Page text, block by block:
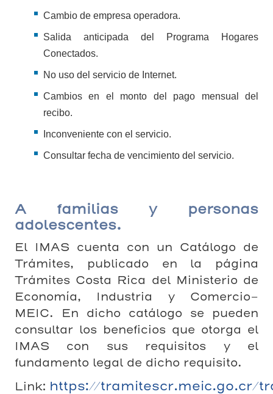
Cambio de empresa operadora.
Salida anticipada del Programa Hogares
Conectados.
No uso del servicio de Internet.
Cambios en el monto del pago mensual del
recibo.
Inconveniente con el servicio.
Consultar fecha de vencimiento del servicio.
A familias y personas
adolescentes.
El IMAS cuenta con un Catálogo de
Trámites, publicado en la página
Trámites Costa Rica del Ministerio de
Economía, Industria y Comercio-
MEIC. En dicho catálogo se pueden
consultar los beneficios que otorga el
IMAS con sus requisitos y el
fundamento legal de dicho requisito.
Link: https://tramitescr.meic.go.cr/